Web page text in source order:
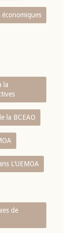
économiques
la
la BCEAO
L‘UEMOA
de